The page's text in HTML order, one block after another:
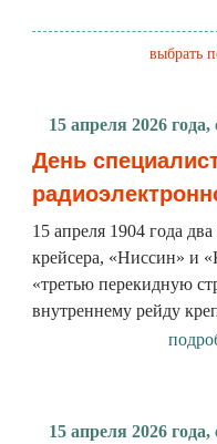
выбрать
15 апреля 2026 года,
День
15 апреля 1904 года
крейсера, «Ниссин» и
«третью перекидную
внутреннему рейду
15 апреля 2026 года,